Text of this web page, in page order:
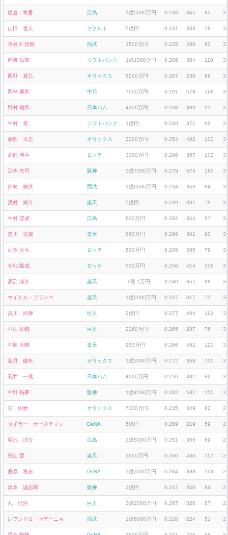
坂倉 将吾 広島 1億5000万円 0.238 345 82
山田 哲人 ヤクルト 5億円 0.231 338 78
長谷川 信哉 西武 1500万円 0.225 400 90
周東 佑京 ソフトバンク 1億1000万円 0.286 384 110
西野 真弘 オリックス 5000万円 0.287 230 66
岡林 勇希 中日 7000万円 0.291 578 168
野村 佑希 日本ハム 4300万円 0.268 339 91
中村 晃 ソフトバンク 1億円 0.240 371 89
廣岡 大志 オリックス 2200万円 0.254 402 102
高部 瑛斗 ロッテ 3300万円 0.286 357 102
近本 光司 阪神 3億7000万円 0.279 573 160
外崎 修汰 西武 1億6000万円 0.234 359 84
浅村 栄斗 楽天 5億円 0.239 331 79
中村 奨成 広島 800万円 0.282 344 97
黒川 史陽 楽天 860万円 0.299 301 90
山本 大斗 ロッテ 500万円 0.205 385 79
寺地 隆成 ロッテ 550万円 0.256 414 106
辰己 涼介 楽天 -1億-1万円 0.240 367 88
マイケル・フランコ 楽天 1億2000万円 0.237 317 75
吉川 尚輝 巨人 2億円 0.277 404 112
中山 礼都 巨人 2260万円 0.265 287 76
中島 大輔 楽天 950万円 0.266 462 123
若月 健矢 オリックス 1億3000万円 0.272 368 100
石井 一成 日本ハム 4000万円 0.259 332 86
中野 拓夢 阪神 1億4500万円 0.282 531 150
宗 佑磨 オリックス 7300万円 0.235 349 82
タイラー・オースティン DeNA 5億円 0.269 219 59
菊池 涼介 広島 2億5000万円 0.251 355 89
宗山 塁 楽天 1600万円 0.260 430 112
桑原 将志 DeNA 1億2000万円 0.284 398 113
坂本 誠志郎 阪神 1億円 0.247 340 84
丸 佳浩 巨人 3億2000万円 0.267 326 87
レアンドロ・セデーニョ 西武 1億6000万円 0.228 224 51